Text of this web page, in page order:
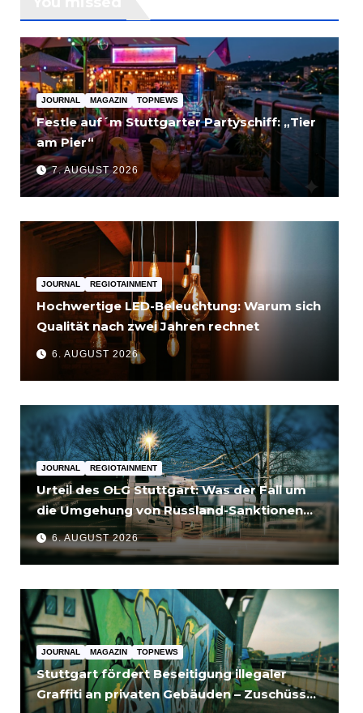
JOURNAL MAGAZIN TOPNEWS
Festle auf´m Stuttgarter Partyschiff: „Tier
am Pier“
7. AUGUST 2026
JOURNAL REGIOTAINMENT
Hochwertige LED-Beleuchtung: Warum sich
Qualität nach zwei Jahren rechnet
6. AUGUST 2026
JOURNAL REGIOTAINMENT
Urteil des OLG Stuttgart: Was der Fall um
die Umgehung von Russland-Sanktionen
für Unternehmen bedeutet
6. AUGUST 2026
JOURNAL MAGAZIN TOPNEWS
Stuttgart fördert Beseitigung illegaler
Graffiti an privaten Gebäuden – Zuschüsse